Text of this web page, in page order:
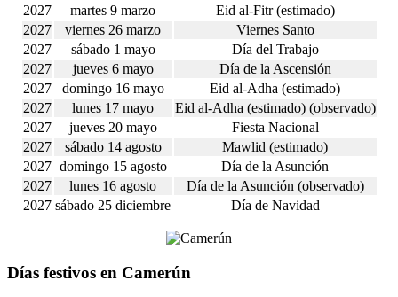
2027
martes 9 marzo
Eid al-Fitr (estimado)
2027
viernes 26 marzo
Viernes Santo
2027
sábado 1 mayo
Día del Trabajo
2027
jueves 6 mayo
Día de la Ascensión
2027
domingo 16 mayo
Eid al-Adha (estimado)
2027
lunes 17 mayo
Eid al-Adha (estimado) (observado)
2027
jueves 20 mayo
Fiesta Nacional
2027
sábado 14 agosto
Mawlid (estimado)
2027 domingo 15 agosto
Día de la Asunción
2027
lunes 16 agosto
Día de la Asunción (observado)
2027 sábado 25 diciembre Día de Navidad
Días festivos en Camerún